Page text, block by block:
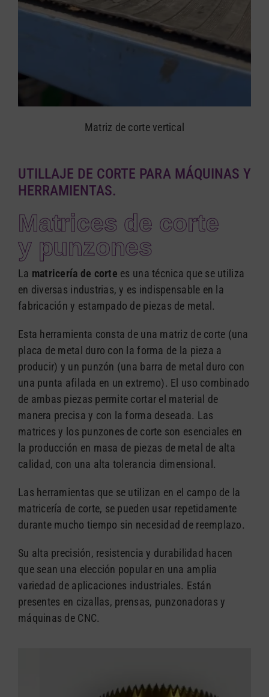
Matriz de corte vertical
UTILLAJE DE CORTE PARA MÁQUINAS Y
HERRAMIENTAS.
Matrices de corte
y punzones
La matricería de corte es una técnica que se utiliza
en diversas industrias, y es indispensable en la
fabricación y estampado de piezas de metal.
Esta herramienta consta de una matriz de corte (una
placa de metal duro con la forma de la pieza a
producir) y un punzón (una barra de metal duro con
una punta afilada en un extremo). El uso combinado
de ambas piezas permite cortar el material de
manera precisa y con la forma deseada. Las
matrices y los punzones de corte son esenciales en
la producción en masa de piezas de metal de alta
calidad, con una alta tolerancia dimensional.
Las herramientas que se utilizan en el campo de la
matricería de corte, se pueden usar repetidamente
durante mucho tiempo sin necesidad de reemplazo.
Su alta precisión, resistencia y durabilidad hacen
que sean una elección popular en una amplia
variedad de aplicaciones industriales. Están
presentes en cizallas, prensas, punzonadoras y
máquinas de CNC.